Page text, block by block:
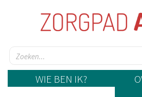
WIE BEN IK?